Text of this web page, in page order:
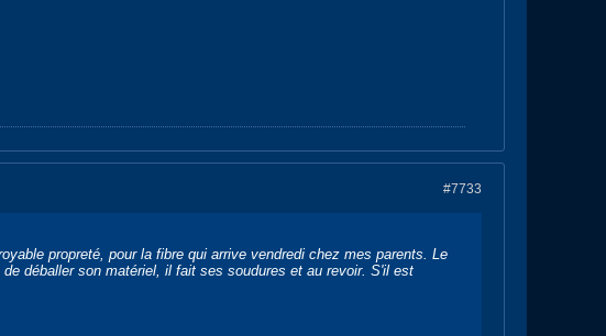
#7733
propreté, pour la fibre qui arrive vendredi chez mes parents. Le
déballer son matériel, il fait ses soudures et au revoir. S'il est